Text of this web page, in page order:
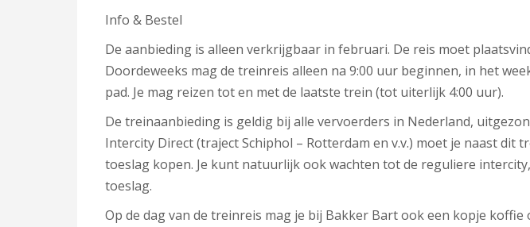
Info & Bestel
De aanbieding is alleen verkrijgbaar in februari. De reis moet
Doordeweeks mag de treinreis alleen na 9:00 uur beginnen, in het
pad. Je mag reizen tot en met de laatste trein (tot uiterlijk 4:00 uur).
De treinaanbieding is geldig bij alle vervoerders in Nederland,
Intercity Direct (traject Schiphol – Rotterdam en v.v.) moet je naast dit
toeslag kopen. Je kunt natuurlijk ook wachten tot de reguliere
toeslag.
Op de dag van de treinreis mag je bij Bakker Bart ook een kopje koffie